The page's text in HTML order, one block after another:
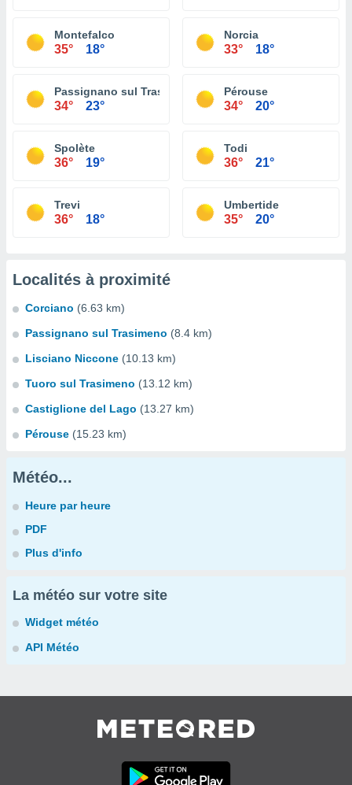
Montefalco
35° 18°
Norcia
33° 18°
Passignano sul Trasimeno
34° 23°
Pérouse
34° 20°
Spolète
36° 19°
Todi
36° 21°
Trevi
36° 18°
Umbertide
35° 20°
Localités à proximité
Corciano (6.63 km)
Passignano sul Trasimeno (8.4 km)
Lisciano Niccone (10.13 km)
Tuoro sul Trasimeno (13.12 km)
Castiglione del Lago (13.27 km)
Pérouse (15.23 km)
Météo...
Heure par heure
PDF
Plus d'info
La météo sur votre site
Widget météo
API Météo